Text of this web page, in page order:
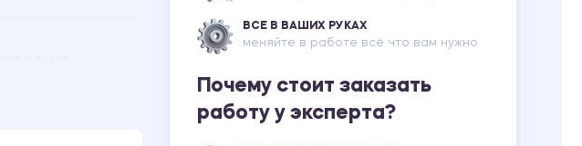
ВСЕ В ВАШИХ РУКАХ
меняйте в работе всё что вам нужно
Почему стоит заказать
работу у эксперта?